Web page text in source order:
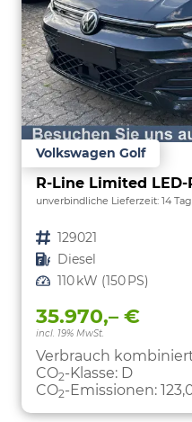
Volkswagen Golf
unverbindliche Lieferzeit: 14
Fahrzeugnr. 129021
Kraftstoff Diesel
Leistung 110 kW (150 PS)
35.970,– €
incl. 19% MwSt.
Verbrauch
CO2-Klasse: D
CO2-Emissionen: